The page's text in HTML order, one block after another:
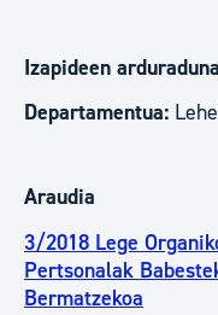
Izapideen arduraduna
Departamentua:
Araudia
3/2018 Lege
Pertsonalak
Bermatzekoa